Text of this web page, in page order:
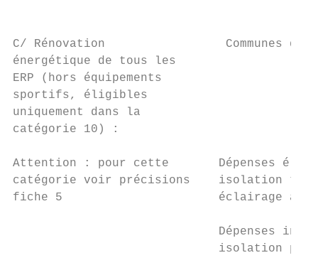
C/ Rénovation                 Communes
énergétique de tous les
ERP (hors équipements
sportifs, éligibles
uniquement dans la
catégorie 10) :
Attention : pour cette       Dépenses
catégorie voir précisions    isolation toit et
fiche 5                      éclairage à
Dépenses
isolation